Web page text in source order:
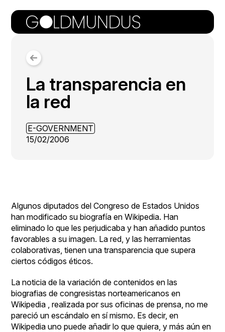
La transparencia en
la red
E-GOVERNMENT
15/02/2006
Algunos diputados del Congreso de Estados Unidos
han modificado su biografía en Wikipedia. Han
eliminado lo que les perjudicaba y han añadido puntos
favorables a su imagen. La red, y las herramientas
colaborativas, tienen una transparencia que supera
ciertos códigos éticos.
Lanoticia de la variación de contenidos en las
biografias de congresistas norteamericanos en
Wikipedia , realizada por sus oficinas de prensa, no me
pareció un escándalo en sí mismo. Es decir, en
Wikipedia uno puede añadir lo que quiera, y más aún en